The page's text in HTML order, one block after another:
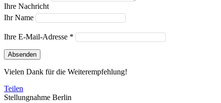
Ihre Nachricht
Ihr Name
Ihre E-Mail-Adresse *
Absenden
Vielen Dank für die Weiterempfehlung!
Teilen
Stellungnahme Berlin